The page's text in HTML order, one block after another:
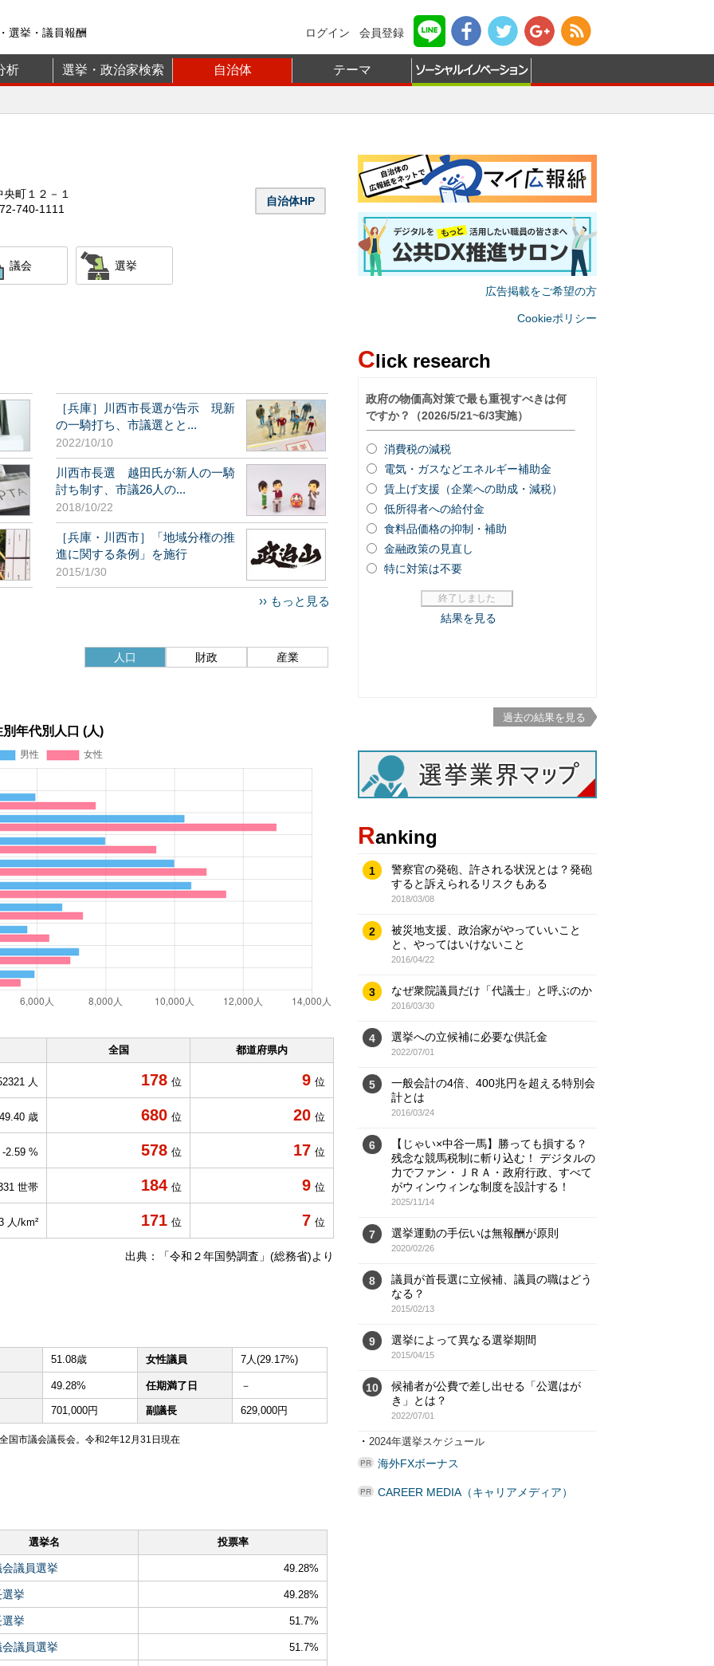
選挙・議員報酬 ログイン 会員登録
析 選挙・政治家検索 自治体 テーマ
町１２－１
740-1111
自治体HP
議会 選挙
［兵庫］川西市長選が告示 現新
の一騎打ち、市議選とと...
2022/10/10
川西市長選 越田氏が新人の一騎
討ち制す、市議26人の...
2018/10/22
［兵庫・川西市］「地域分権の推
進に関する条例」を施行
2015/1/30
›› もっと見る
人口 財政 産業
別年代別人口 (人)
全国 都道府県内
人 178 位 9 位
49.40 歳 680 位 20 位
-2.59 % 578 位 17 位
世帯 184 位 9 位
人/km² 171 位 7 位
出典：「令和２年国勢調査」(総務省)より
51.08歳 女性議員 7人(29.17%)
49.28% 任期満了日 －
701,000円 副議長 629,000円
国市議会議長会。令和2年12月31日現在
選挙名 投票率
議員選挙 49.28%
挙 49.28%
挙 51.7%
議員選挙 51.7%
広告掲載をご希望の方
Cookieポリシー
Click research
過去の結果を見る
Ranking
1
警察官の発砲、許される状況とは？発砲
すると訴えられるリスクもある
2018/03/08
2
被災地支援、政治家がやっていいこと
と、やってはいけないこと
2016/04/22
3 なぜ衆院議員だけ「代議士」と呼ぶのか
2016/03/30
4 選挙への立候補に必要な供託金
2022/07/01
5
一般会計の4倍、400兆円を超える特別会
計とは
2016/03/24
6
【じゃい×中谷一馬】勝っても損する？
残念な競馬税制に斬り込む！ デジタルの
力でファン・ＪＲＡ・政府行政、すべて
がウィンウィンな制度を設計する！
2025/11/14
7 選挙運動の手伝いは無報酬が原則
2020/02/26
8
議員が首長選に立候補、議員の職はどう
なる？
2015/02/13
9 選挙によって異なる選挙期間
2015/04/15
10
候補者が公費で差し出せる「公選はが
き」とは？
2022/07/01
・ 2024年選挙スケジュール
海外FXボーナス
CAREER MEDIA（キャリアメディア）